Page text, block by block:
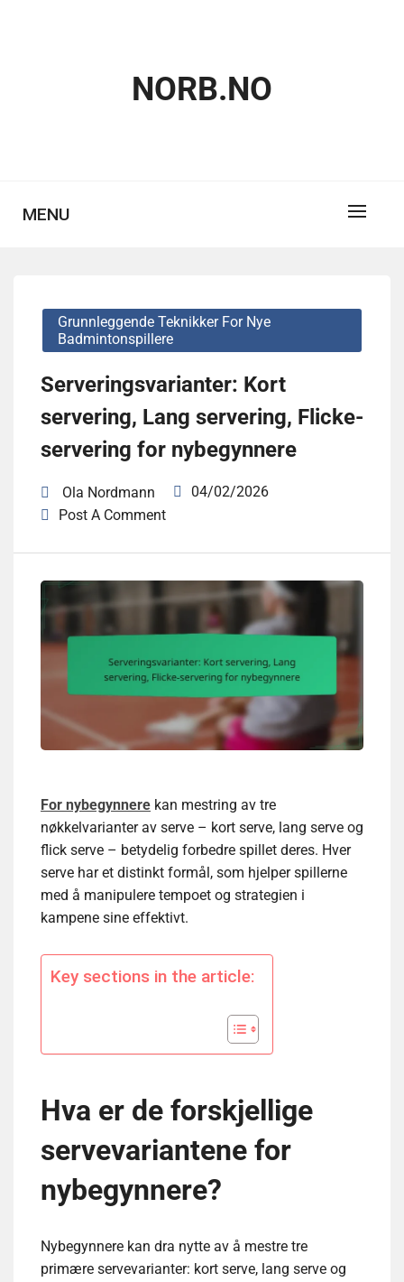
NORB.NO
MENU
Grunnleggende Teknikker For Nye
Badmintonspillere
Serveringsvarianter: Kort
servering, Lang servering, Flicke-
servering for nybegynnere
Ola Nordmann
04/02/2026
Post A Comment
For nybegynnere kan mestring av tre
nøkkelvarianter av serve – kort serve, lang serve og
flick serve – betydelig forbedre spillet deres. Hver
serve har et distinkt formål, som hjelper spillerne
med å manipulere tempoet og strategien i
kampene sine effektivt.
Key sections in the article:
Hva er de forskjellige
servevariantene for
nybegynnere?
Nybegynnere kan dra nytte av å mestre tre
primære servevarianter: kort serve, lang serve og